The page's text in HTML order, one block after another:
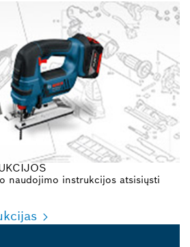
naudojimo instrukcijos atsisiųsti